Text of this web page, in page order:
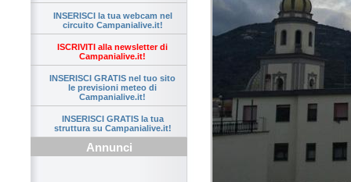
INSERISCI la tua webcam nel
circuito Campanialive.it!
ISCRIVITI alla newsletter di
Campanialive.it!
INSERISCI GRATIS nel tuo sito
le previsioni meteo di
Campanialive.it!
INSERISCI GRATIS la tua
struttura su Campanialive.it!
Annunci